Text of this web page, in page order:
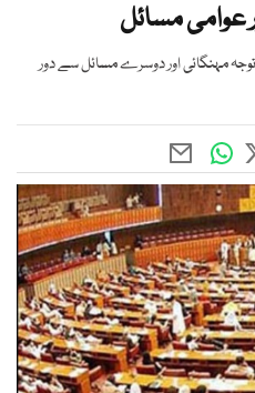
عوامی مسائل
مہنگائی اور دوسرے مسائل سے دور